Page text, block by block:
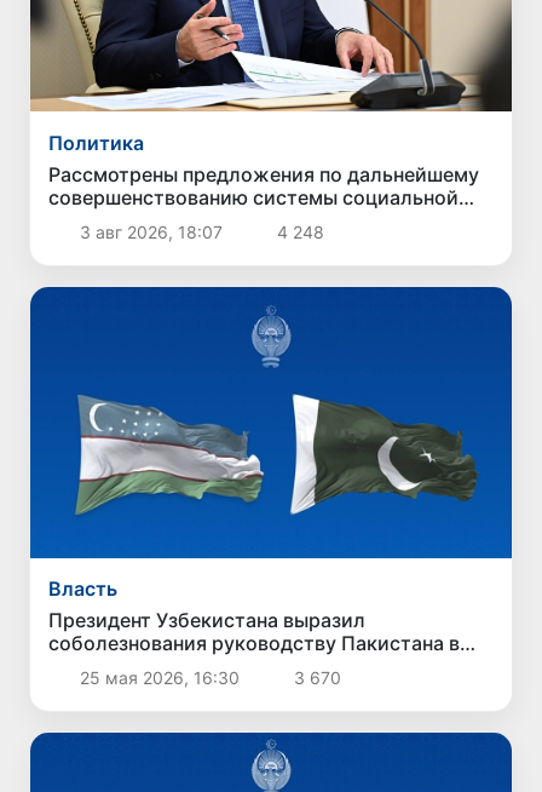
Политика
Рассмотрены предложения по дальнейшему
совершенствованию системы социальной
защиты
3 авг 2026, 18:07 4 248
Власть
Президент Узбекистана выразил
соболезнования руководству Пакистана в
связи с терактом в Кветте
25 мая 2026, 16:30 3 670